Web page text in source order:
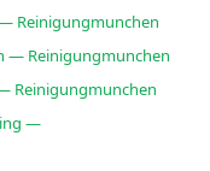
Reinigungmunchen
— Reinigungmunchen
Reinigungmunchen
—